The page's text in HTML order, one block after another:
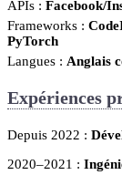
APIs
Facebook/
Frameworks
PyTorch
Langues
Anglais
Expériences
Depuis 2022
2020–2021